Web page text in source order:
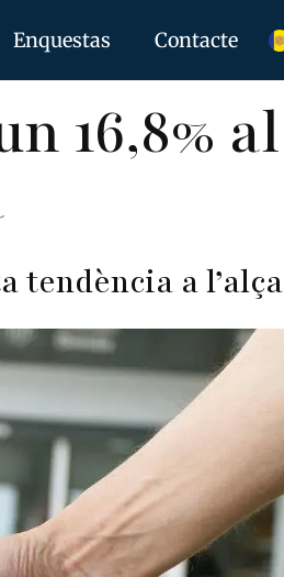
Enquestas Contacte
16,8% al
tendència a l’alça